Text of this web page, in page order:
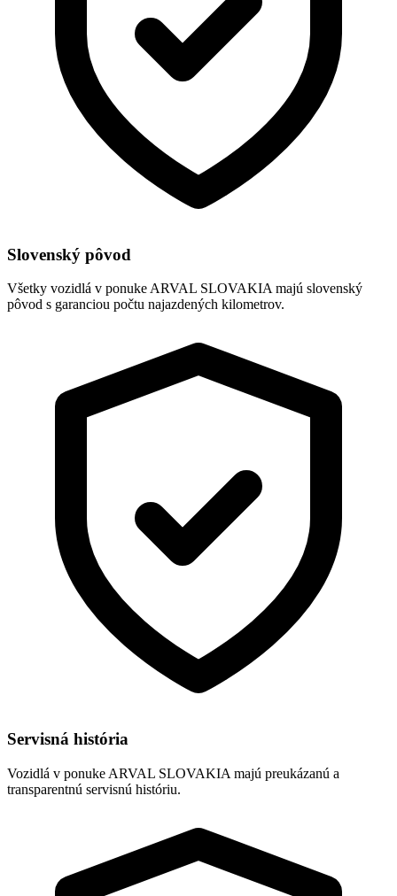
Slovenský pôvod
Všetky vozidlá v ponuke ARVAL SLOVAKIA majú slovenský
pôvod s garanciou počtu najazdených kilometrov.
Servisná história
Vozidlá v ponuke ARVAL SLOVAKIA majú preukázanú a
transparentnú servisnú históriu.